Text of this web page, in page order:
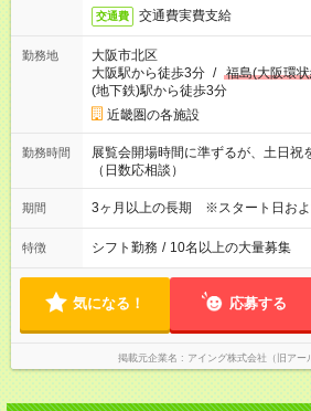
交通費 交通費実費支給
勤務地
大阪市北区
大阪駅から徒歩3分 / 福島(大阪環
(地下鉄)駅から徒歩3分
近畿圏の各施設
勤務時間
展覧会開場時間に準ずるが、土日祝
（日数応相談）
期間 3ヶ月以上の長期 ※スタート日およ
特徴 シフト勤務 / 10名以上の大量募集
気になる！ 応募する
掲載元企業名 アイング株式会社（旧アー